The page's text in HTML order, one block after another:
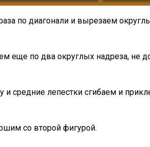
по диагонали и вырезаем
еще по два округлых надреза, не
и средние лепестки сгибаем и
со второй фигурой.